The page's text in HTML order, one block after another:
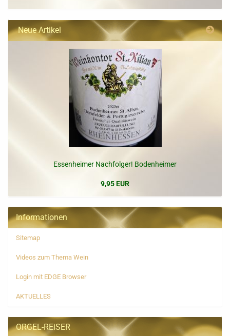
EIN.
Neue Artikel
Essenheimer Nachfolger! Bodenheimer
9,95 EUR
Informationen
Sitemap
Videos zum Thema Wein
Login mit EDGE Browser
AKTUELLES
ORGEL-REiSER